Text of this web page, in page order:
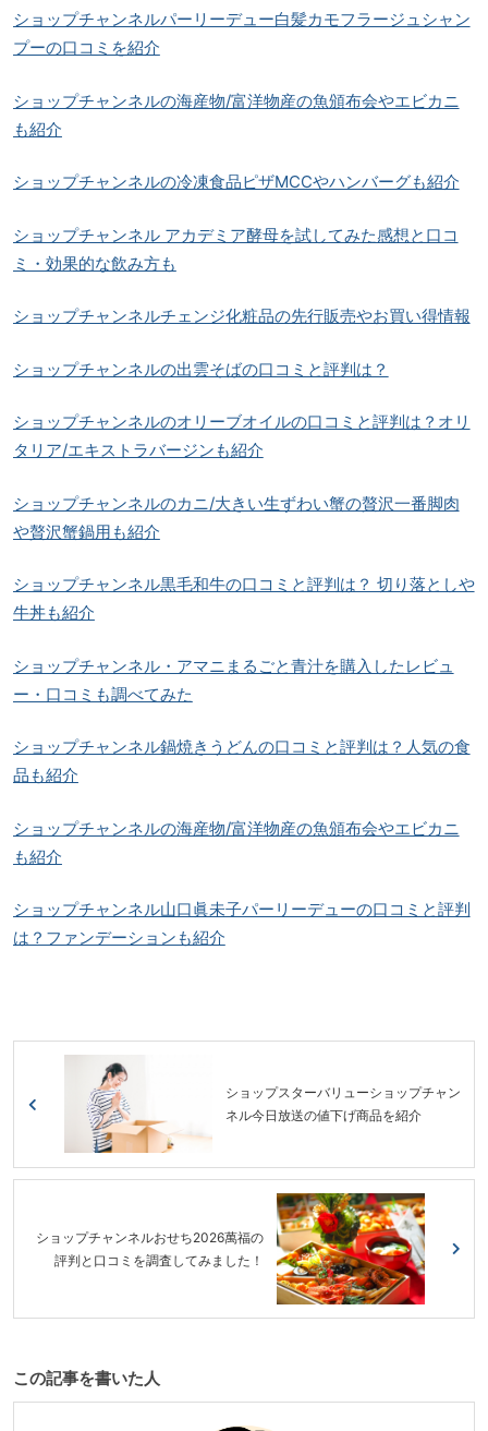
ショップチャンネルパーリーデュー白髪カモフラージュシャン
プーの口コミを紹介
ショップチャンネルの海産物/富洋物産の魚頒布会やエビカニ
も紹介
ショップチャンネルの冷凍食品ピザMCCやハンバーグも紹介
ショップチャンネル アカデミア酵母を試してみた感想と口コ
ミ・効果的な飲み方も
ショップチャンネルチェンジ化粧品の先行販売やお買い得情報
ショップチャンネルの出雲そばの口コミと評判は？
ショップチャンネルのオリーブオイルの口コミと評判は？オリ
タリア/エキストラバージンも紹介
ショップチャンネルのカニ/大きい生ずわい蟹の贅沢一番脚肉
や贅沢蟹鍋用も紹介
ショップチャンネル黒毛和牛の口コミと評判は？ 切り落としや
牛丼も紹介
ショップチャンネル・アマニまるごと青汁を購入したレビュ
ー・口コミも調べてみた
ショップチャンネル鍋焼きうどんの口コミと評判は？人気の食
品も紹介
ショップチャンネルの海産物/富洋物産の魚頒布会やエビカニ
も紹介
ショップチャンネル山口眞未子パーリーデューの口コミと評判
は？ファンデーションも紹介
ショップスターバリューショップチャン
ネル今日放送の値下げ商品を紹介
ショップチャンネルおせち2026萬福の
評判と口コミを調査してみました！
この記事を書いた人